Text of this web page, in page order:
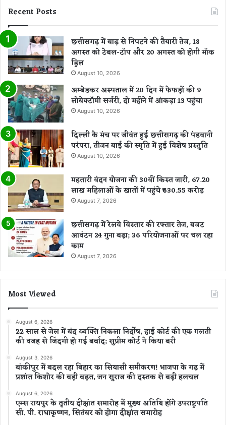
Recent Posts
छत्तीसगढ़ में बाढ़ से निपटने की तैयारी तेज, 18
अगस्त को टेबल-टॉप और 20 अगस्त को होगी मॉक
ड्रिल
August 10, 2026
अम्बेडकर अस्पताल में 20 दिन में फेफड़ों की 9
लोबेक्टॉमी सर्जरी, दो महीने में आंकड़ा 13 पहुंचा
August 10, 2026
दिल्ली के मंच पर जीवंत हुई छत्तीसगढ़ की पंडवानी
परंपरा, तीजन बाई की स्मृति में हुई विशेष प्रस्तुति
August 10, 2026
महतारी वंदन योजना की 30वीं किस्त जारी, 67.20
लाख महिलाओं के खातों में पहुंचे ₹630.55 करोड़
August 7, 2026
छत्तीसगढ़ में रेलवे विस्तार की रफ्तार तेज, बजट
आवंटन 24 गुना बढ़ा; 36 परियोजनाओं पर चल रहा
काम
August 7, 2026
Most Viewed
August 6, 2026
22 साल से जेल में बंद व्यक्ति निकला निर्दोष, हाई कोर्ट की एक गलती
की वजह से जिंदगी हो गई बर्बाद; सुप्रीम कोर्ट ने किया बरी
August 3, 2026
बांकीपुर में बदल रहा बिहार का सियासी समीकरण! भाजपा के गढ़ में
प्रशांत किशोर की बड़ी बढ़त, जन सुराज की दस्तक से बढ़ी हलचल
August 6, 2026
एम्स रायपुर के तृतीय दीक्षांत समारोह में मुख्य अतिथि होंगे उपराष्ट्रपति
सी. पी. राधाकृष्णन, सितंबर को होगा दीक्षांत समारोह